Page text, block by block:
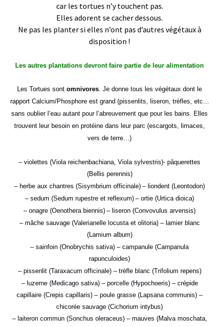
car les tortues n’y touchent pas.
Elles adorent se cacher dessous.
Ne pas les planter si elles n’ont pas d’autres végétaux à
disposition !
Les autres plantations devront faire partie de leur alimentation
Les Tortues sont omnivores . Je donne tous les végétaux dont le
rapport Calcium/Phosphore est grand (pissenlits, liseron, trèfles, etc
sans oublier l’eau autant pour l’abreuvement que pour les bains. Elles
trouvent leur besoin en protéine dans leur parc (escargots, limaces,
vers de terre…)
– violettes (Viola reichenbachiana, Viola sylvestris)- pâquerettes
(Bellis perennis)
– herbe aux chantres (Sisymbrium officinale) – liondent (Leontodon)
– sedum (Sedum rupestre et reflexum) – ortie (Urtica dioica)
– onagre (Oenothera biennis) – liseron (Convovulus arvensis)
– mâche sauvage (Valerianelle locusta et olitoria) – lamier blanc
(Lamium album)
– sainfoin (Onobrychis sativa) – campanule (Campanula
rapunculoides)
– pissenlit (Taraxacum officinale) – trèfle blanc (Trifolium repens)
– luzerne (Medicago sativa) – porcelle (Hypochoeris) – crépide
capillaire (Crepis capillaris) – poule grasse (Lapsana communis) –
chicorée sauvage (Cichorium intybus)
– laiteron commun (Sonchus oleraceus) – mauves (Malva moschata,